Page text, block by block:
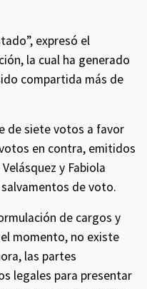
expresó el
la cual ha generado
compartida más de
de siete votos a favor
en contra, emitidos
y Fabiola
de voto.
de cargos y
momento, no existe
las partes
legales para presentar